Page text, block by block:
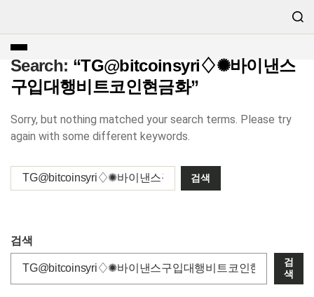
Search: “TG@bitcoinsyri♢✺바이낸스
구입대행비트코인현금화”
Sorry, but nothing matched your search terms. Please try
again with some different keywords.
검색
검
색